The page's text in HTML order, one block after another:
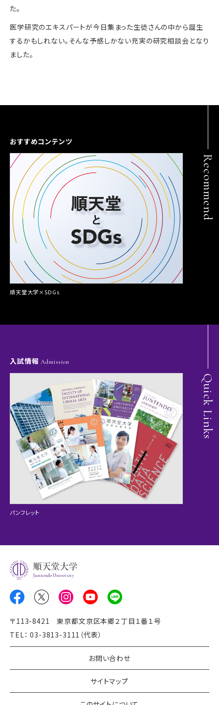
た。
医学研究のエキスパートが今日集まった生徒さんの中から誕生
するかもしれない。そんな予感しかない充実の研究相談会となり
ました。
Recommend
おすすめコンテンツ
順天堂大学×SDGs
Quick Links
入試情報Admission
パンフレット
Juntendo University
〒113-8421 東京都文京区本郷２丁目１番１号
TEL： 03-3813-3111（代表）
お問い合わせ
サイトマップ